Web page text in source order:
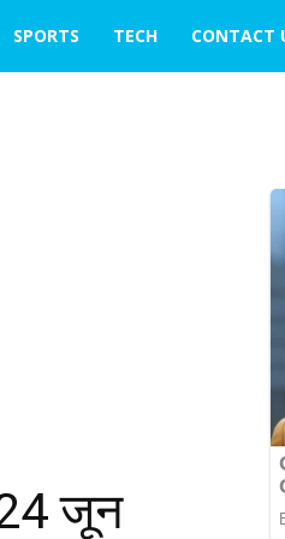
SPORTS TECH CONTACT
जून